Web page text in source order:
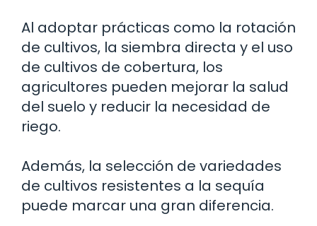
Al adoptar prácticas como la rotación
de cultivos, la siembra directa y el uso
de cultivos de cobertura, los
agricultores pueden mejorar la salud
del suelo y reducir la necesidad de
riego.
Además, la selección de variedades
de cultivos resistentes a la sequía
puede marcar una gran diferencia.